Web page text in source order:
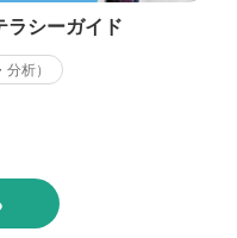
ラシーガイド
析）